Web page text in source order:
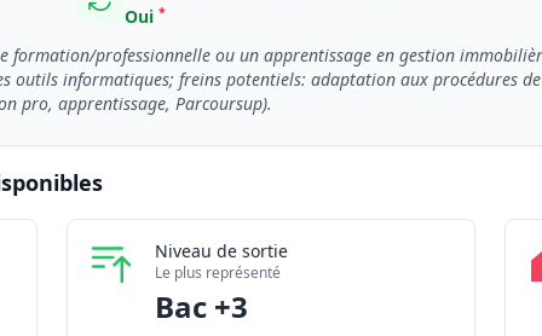
Oui *
formation/professionnelle ou un apprentissage en gestion
outils informatiques; freins potentiels: adaptation aux procédures
pro, apprentissage, Parcoursup).
de gestion locative en immobilier en 2026
Niveau de sortie
Le plus représenté
Bac +3